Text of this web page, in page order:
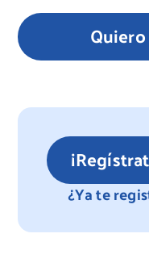
¿Ya te